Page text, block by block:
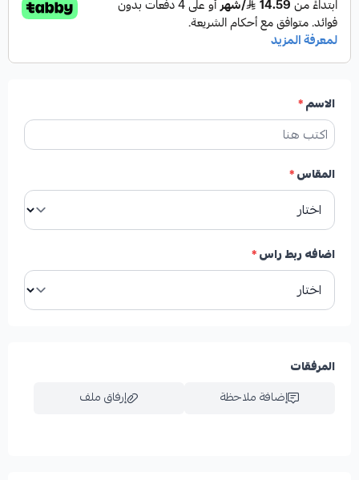
الاسم*
المقاس*
اضافه ربط راس*
المرفقات
إضافة ملاحظة
إرفاق ملف